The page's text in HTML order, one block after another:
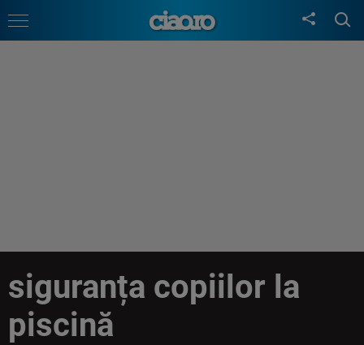
siguranța copiilor la
piscină